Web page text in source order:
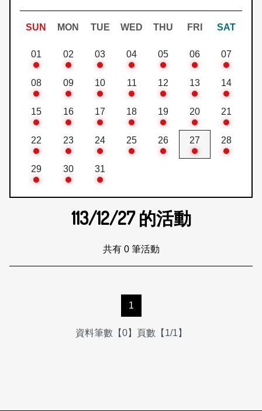
SUN MON TUE WED THU FRI SAT
01 02 03 04 05 06 07
08 09 10 11 12 13 14
15 16 17 18 19 20 21
22 23 24 25 26 27 28
29 30 31
113/12/27的活動
共有 0 筆活動
1
資料筆數【0】頁數【1/1】